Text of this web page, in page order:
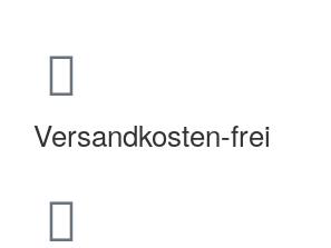
Versandkosten-frei